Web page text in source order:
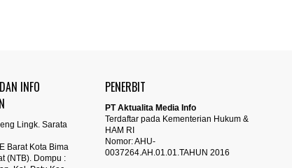
INFO
Lingk. Sarata
Barat Kota Bima
(NTB). Dompu :
PENERBIT
PT Aktualita Media Info
Terdaftar pada Kementerian Hukum &
HAM RI
Nomor: AHU-
0037264.AH.01.01.TAHUN 2016